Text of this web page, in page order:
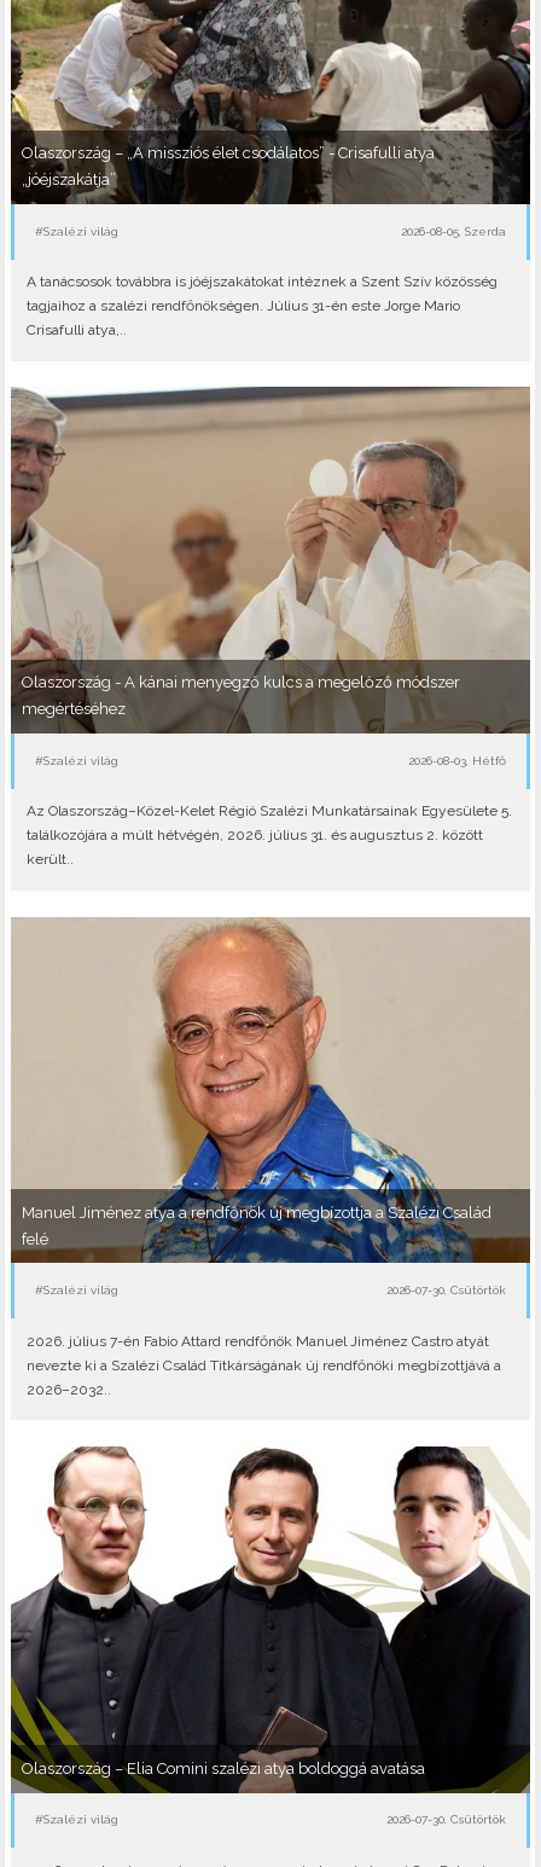
Olaszország – „A missziós élet csodálatos” - Crisafulli atya
„jóéjszakátja”
#Szalézi világ 2026-08-05, Szerda
A tanácsosok továbbra is jóéjszakátokat intéznek a Szent Szív közösség
tagjaihoz a szalézi rendfőnökségen. Július 31-én este Jorge Mario
Crisafulli atya,..
Olaszország - A kánai menyegző kulcs a megelőző módszer
megértéséhez
#Szalézi világ 2026-08-03, Hétfő
Az Olaszország–Közel-Kelet Régió Szalézi Munkatársainak Egyesülete 5.
találkozójára a múlt hétvégén, 2026. július 31. és augusztus 2. között
került..
Manuel Jiménez atya a rendfőnök új megbízottja a Szalézi Család
felé
#Szalézi világ 2026-07-30, Csütörtök
2026. július 7-én Fabio Attard rendfőnök Manuel Jiménez Castro atyát
nevezte ki a Szalézi Család Titkárságának új rendfőnöki megbízottjává a
2026–2032..
Olaszország – Elia Comini szalézi atya boldoggá avatása
#Szalézi világ 2026-07-30, Csütörtök